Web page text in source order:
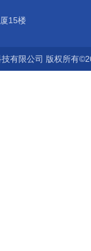
15楼
技有限公司 版权所有